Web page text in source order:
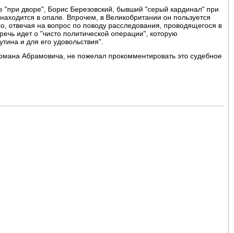
"при дворе", Борис Березовский, бывший "серый кардинал" при
в опале. Впрочем, в Великобритании он пользуется
отвечая на вопрос по поводу расследования, проводящегося в
идет о "чисто политической операции", которую
и для его удовольствия".
Абрамовича, не пожелал прокомментировать это судебное